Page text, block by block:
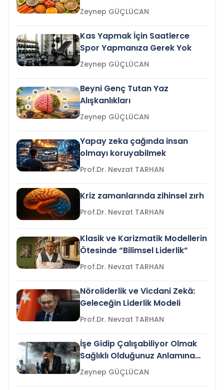
Zeynep GÜÇLÜCAN
Kas Yapmak İçin Saatlerce
Spor Yapmanıza Gerek Yok
Zeynep GÜÇLÜCAN
Beyni Genç Tutan Yaz
Alışkanlıkları
Zeynep GÜÇLÜCAN
Yapay zeka çağında insan
olmayı koruyabilmek
Prof.Dr. Nevzat TARHAN
Kriz zamanlarında zihinsel zırh
Prof.Dr. Nevzat TARHAN
Klasik ve Karizmatik Modellerin
Ötesinde “Bilimsel Liderlik”
Prof.Dr. Nevzat TARHAN
Nöroliderlik ve Vicdani Zekâ:
Geleceğin Liderlik Modeli
Prof.Dr. Nevzat TARHAN
İşe Gidip Çalışabiliyor Olmak
Sağlıklı Olduğunuz Anlamına
Gelir mi?Zeynep GÜÇLÜCAN